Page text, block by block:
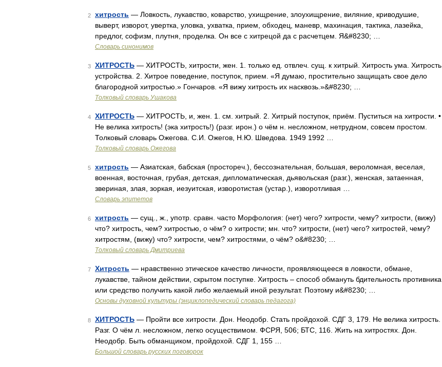
2 хитрость — Ловкость, лукавство, коварство, ухищрение, злоухищрение, виляние, криводушие,
выверт, изворот, увертка, уловка, ухватка, прием, обходец, маневр, махинация, тактика, лазейка,
предлог, софизм, плутня, проделка. Он все с хитрецой да с расчетцем. Я&#8230; …
Словарь синонимов
3 ХИТРОСТЬ — ХИТРОСТЬ, хитрости, жен. 1. только ед. отвлеч. сущ. к хитрый. Хитрость ума. Хитрость
устройства. 2. Хитрое поведение, поступок, прием. «Я думаю, простительно защищать свое дело
благородной хитростью.» Гончаров. «Я вижу хитрость их насквозь.»&#8230; …
Толковый словарь Ушакова
4 ХИТРОСТЬ — ХИТРОСТЬ, и, жен. 1. см. хитрый. 2. Хитрый поступок, приём. Пуститься на хитрости. •
Не велика хитрость! (эка хитрость!) (разг. ирон.) о чём н. несложном, нетрудном, совсем простом.
Толковый словарь Ожегова. С.И. Ожегов, Н.Ю. Шведова. 1949 1992 …
Толковый словарь Ожегова
5 хитрость — Азиатская, бабская (простореч.), бессознательная, большая, вероломная, веселая,
военная, восточная, грубая, детская, дипломатическая, дьявольская (разг.), женская, затаенная,
звериная, злая, зоркая, иезуитская, изворотистая (устар.), изворотливая …
Словарь эпитетов
6 хитрость — сущ., ж., употр. сравн. часто Морфология: (нет) чего? хитрости, чему? хитрости, (вижу)
что? хитрость, чем? хитростью, о чём? о хитрости; мн. что? хитрости, (нет) чего? хитростей, чему?
хитростям, (вижу) что? хитрости, чем? хитростями, о чём? о&#8230; …
Толковый словарь Дмитриева
7 Хитрость — нравственно этическое качество личности, проявляющееся в ловкости, обмане,
лукавстве, тайном действии, скрытом поступке. Хитрость – способ обмануть бдительность противника
или средство получить какой либо желаемый иной результат. Поэтому и&#8230; …
Основы духовной культуры (энциклопедический словарь педагога)
8 ХИТРОСТЬ — Пройти все хитрости. Дон. Неодобр. Стать пройдохой. СДГ 3, 179. Не велика хитрость.
Разг. О чём л. несложном, легко осуществимом. ФСРЯ, 506; БТС, 116. Жить на хитростях. Дон.
Неодобр. Быть обманщиком, пройдохой. СДГ 1, 155 …
Большой словарь русских поговорок